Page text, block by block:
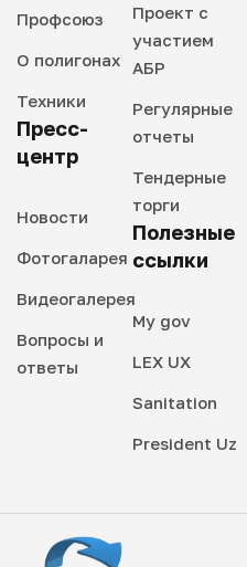
Профсоюз
О полигонах
Техники
Пресс-
центр
Новости
Фотогаларея
Видеогалерея
Вопросы и
ответы
Проект с
участием
АБР
Регулярные
отчеты
Тендерные
торги
Полезные
ссылки
My gov
LEX UX
Sanitation
President Uz